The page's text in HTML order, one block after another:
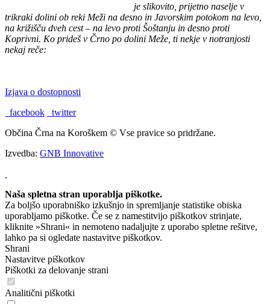
je slikovito, prijetno naselje v
trikraki dolini ob reki Meži na desno in Javorskim potokom na levo,
na križišču dveh cest – na levo proti Šoštanju in desno proti
Koprivni. Ko prideš v Črno po dolini Meže, ti nekje v notranjosti
nekaj reče:
Izjava o dostopnosti
facebook
twitter
Občina Črna na Koroškem © Vse pravice so pridržane.
Izvedba: GNB Innovative
Naša spletna stran uporablja piškotke.
Za boljšo uporabniško izkušnjo in spremljanje statistike obiska
uporabljamo piškotke. Če se z namestitvijo piškotkov strinjate,
kliknite »Shrani« in nemoteno nadaljujte z uporabo spletne rešitve,
lahko pa si ogledate nastavitve piškotkov.
Shrani
Nastavitve piškotkov
Piškotki za delovanje strani
Analitični piškotki